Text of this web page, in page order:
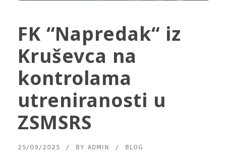
FK “Napredak“ iz
Kruševca na
kontrolama
utreniranosti u
ZSMSRS
25/09/2025 BY ADMIN BLOG